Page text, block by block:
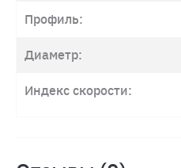
Профиль:
Диаметр:
Индекс скорости: